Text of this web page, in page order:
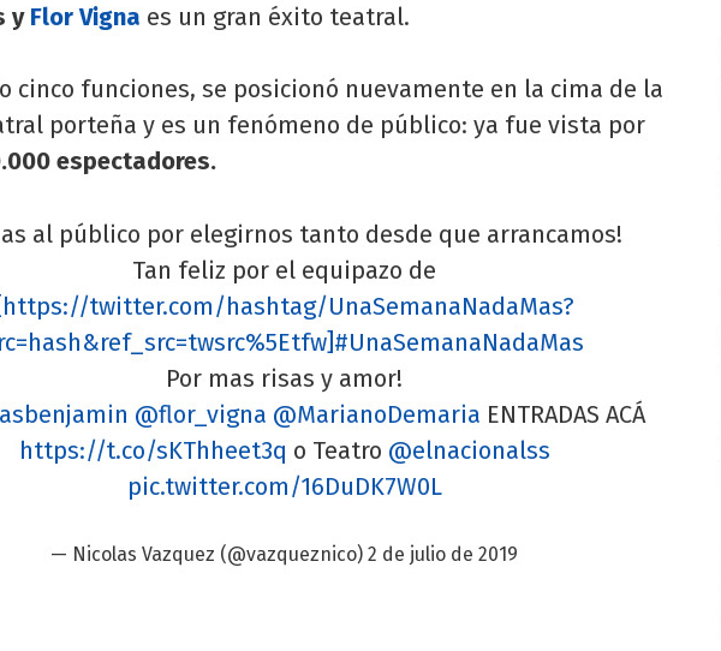
y Flor Vigna es un gran éxito teatral.
cinco funciones, se posicionó nuevamente en la cima de la
porteña y es un fenómeno de público: ya fue vista por
espectadores.
al público por elegirnos tanto desde que arrancamos!
Tan feliz por el equipazo de
[https://twitter.com/hashtag/UnaSemanaNadaMas?
Por mas risas y amor!
@flor_vigna @MarianoDemaria ENTRADAS ACÁ
https://t.co/sKThheet3q o Teatro @elnacionalss
pic.twitter.com/16DuDK7W0L
— Nicolas Vazquez (@vazqueznico)2 de julio de 2019